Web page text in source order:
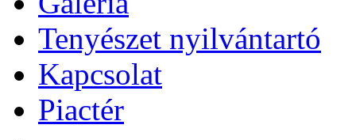
Tenyészet nyilvántartó
Kapcsolat
Piactér